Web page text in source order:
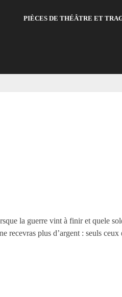
PIÈCES DE THÉÂTRE ET
la guerre vint à finir et quele
recevras plus d’argent : seuls